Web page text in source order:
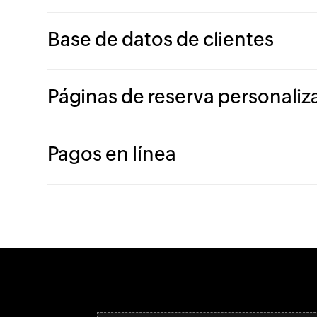
Base de datos de clientes
Páginas de reserva
Pagos en línea